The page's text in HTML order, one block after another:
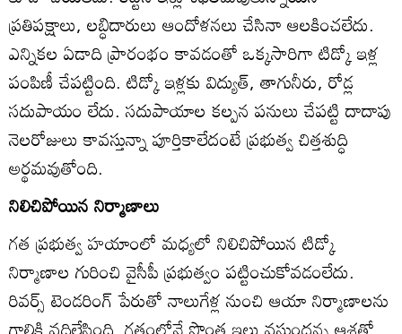
ప్రతిపక్షాలు, లబ్ధిదారులు ఆందోళనలు చేసినా ఆలకించలేదు.
ఎన్నికల ఏడాది ప్రారంభం కావడంతో ఒక్కసారిగా టిడ్కో ఇళ్ల
పంపిణీ చేపట్టింది. టిడ్కో ఇళ్లకు విద్యుత్‌, తాగునీరు, రోడ్ల
సదుపాయం లేదు. సదుపాయాల కల్పన పనులు చేపట్టి దాదాపు
నెలరోజులు కావస్తున్నా పూర్తికాలేదంటే ప్రభుత్వ చిత్తశుద్ధి
అర్థమవుతోంది.
నిలిచిపోయిన నిర్మాణాలు
గత ప్రభుత్వ హయాంలో మధ్యలో నిలిచిపోయిన టిడ్కో
నిర్మాణాల గురించి వైసీపీ ప్రభుత్వం పట్టించుకోవడంలేదు.
రివర్స్‌ టెండరింగ్‌ పేరుతో నాలుగేళ్ల నుంచి ఆయా నిర్మాణాలను